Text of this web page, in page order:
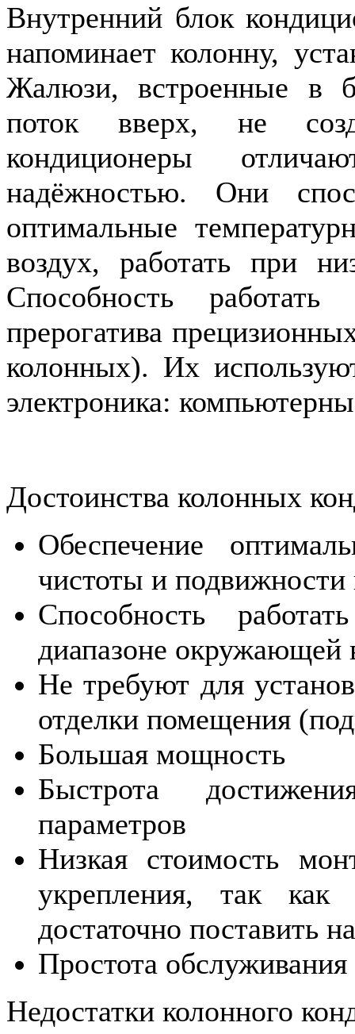
Внутренний блок
напоминает колонну,
Жалюзи, встроенные в
поток вверх, не
кондиционеры
надёжностью. Они
оптимальные
воздух, работать при
Способность
прерогатива
колонных). Их
электроника:
Достоинства колонных
Обеспечение
чистоты и подвижности
Способность
диапазоне окружающей
Не требуют для
отделки помещения
Большая мощность
Быстрота
параметров
Низкая стоимость
укрепления, так
достаточно поставить
Простота обслуживания
Недостатки колонного